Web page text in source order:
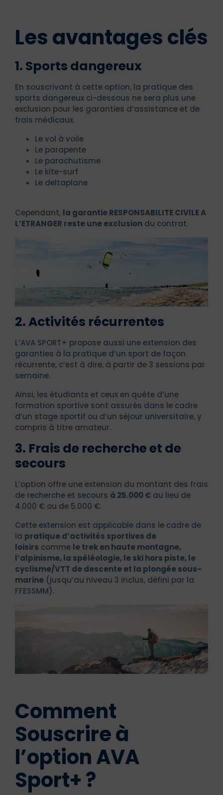
Les avantages clés
1. Sports dangereux
En souscrivant à cette option, la pratique des
sports dangereux ci-dessous ne sera plus une
exclusion pour les garanties d’assistance et de
frais médicaux.
Le vol à voile
Le parapente
Le parachutisme
Le kite-surf
Le deltaplane
Cependant, la garantie RESPONSABILITE CIVILE A
L’ETRANGER reste une exclusion du contrat.
2. Activités récurrentes
L’AVA SPORT+ propose aussi une extension des
garanties à la pratique d’un sport de façon
récurrente, c’est à dire, à partir de 3 sessions par
semaine.
Ainsi, les étudiants et ceux en quête d’une
formation sportive sont assurés dans le cadre
d’un stage sportif ou d’un séjour universitaire, y
compris à titre amateur.
3. Frais de recherche et de
secours
L’option offre une extension du montant des frais
de recherche et secours à 25.000 € au lieu de
4.000 € ou de 5.000 €.
Cette extension est applicable dans le cadre de
la pratique d’activités sportives de
loisirs comme le trek en haute montagne,
l’alpinisme, la spéléologie, le ski hors piste, le
cyclisme/VTT de descente et la plongée sous-
marine (jusqu’au niveau 3 inclus, défini par la
FFESSMM).
Comment
Souscrire à
l’option AVA
Sport+ ?